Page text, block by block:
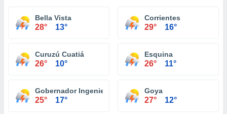
Bella Vista
28° 13°
Corrientes
29° 16°
Curuzú Cuatiá
26° 10°
Esquina
26° 11°
Gobernador Ingeniero Valentin Virasoro
25° 17°
Goya
27° 12°